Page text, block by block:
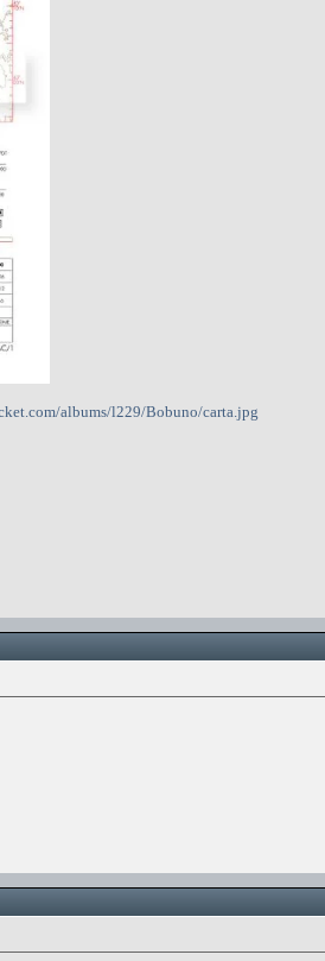
albums/l229/Bobuno/carta.jpg